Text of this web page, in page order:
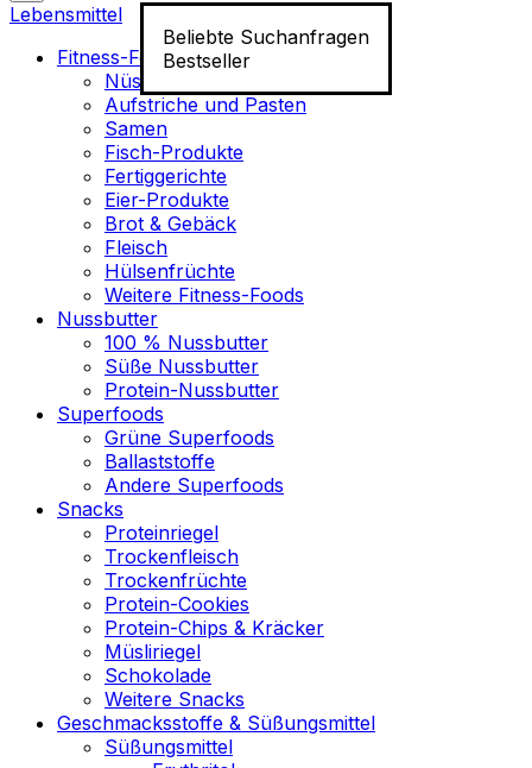
Beliebte Suchanfragen
Bestseller
Lebensmittel
Fitness-Food
Nüsse
Aufstriche und Pasten
Samen
Fisch-Produkte
Fertiggerichte
Eier-Produkte
Brot & Gebäck
Fleisch
Hülsenfrüchte
Weitere Fitness-Foods
Nussbutter
100 % Nussbutter
Süße Nussbutter
Protein-Nussbutter
Superfoods
Grüne Superfoods
Ballaststoffe
Andere Superfoods
Snacks
Proteinriegel
Trockenfleisch
Trockenfrüchte
Protein-Cookies
Protein-Chips & Kräcker
Müsliriegel
Schokolade
Weitere Snacks
Geschmacksstoffe & Süßungsmittel
Süßungsmittel